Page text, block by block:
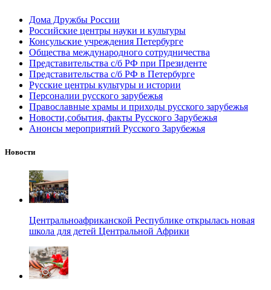
Дома Дружбы России
Российские центры науки и культуры
Консульские учреждения Петербурге
Общества международного сотрудничества
Представительства с/б РФ при Президенте
Представительства с/б РФ в Петербурге
Русские центры культуры и истории
Персоналии русского зарубежья
Православные храмы и приходы русского зарубежья
Новости,события, факты Русского Зарубежья
Анонсы мероприятий Русского Зарубежья
Новости
Центральноафриканской Республике открылась новая
школа для детей Центральной Африки